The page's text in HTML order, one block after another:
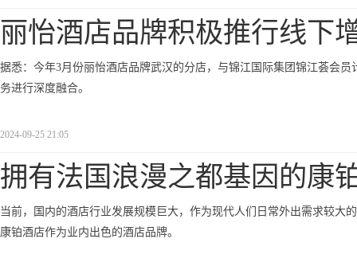
丽怡酒店品牌积极推行线下
据悉：今年3月份丽怡酒店品牌武汉的分店，与锦江国际集团锦江荟会
务进行深度融合。
2024-09-25 21:05
拥有法国浪漫之都基因的康
当前，国内的酒店行业发展规模巨大，作为现代人们日常外出需求较大
康铂酒店作为业内出色的酒店品牌。